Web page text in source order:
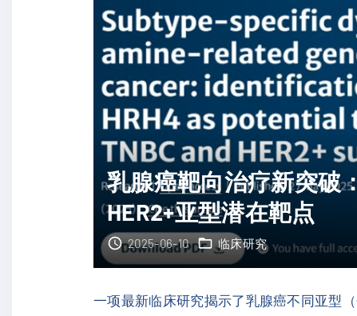
人
群
筛
查
必
要
性
"
聚
焦
：
乳
腺
、
前
列
腺
癌
靶
乳腺癌靶向治疗新突破
HER2+亚型潜在靶点
2025-06-10 临床研究
一项最新临床研究揭示了乳腺癌不同亚型